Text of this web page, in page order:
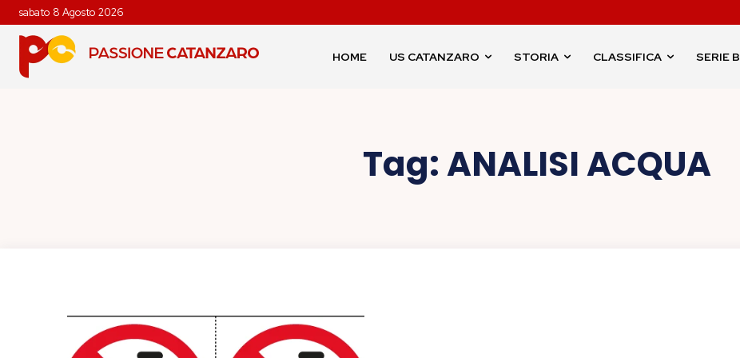
sabato 8 Agosto 2026
HOME US CATANZARO STORIA CLASSIFICA SERIE B
Tag:ANALISI ACQUA